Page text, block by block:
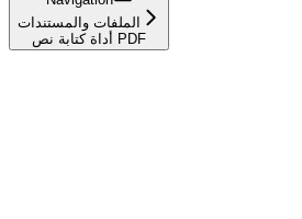
الملفات والمستندات
أداة كتابة نص PDF